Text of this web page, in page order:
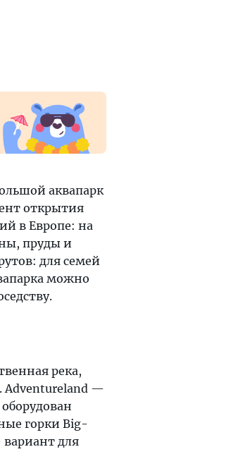
аквапарк
открытия
в Европе: на
пруды и
для семей
можно
река,
Adventureland —
горки Big-
для